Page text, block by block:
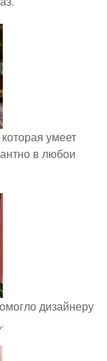
умеет
в любои
дизайнеру